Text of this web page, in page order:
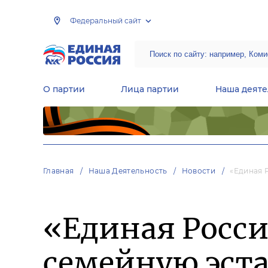
Федеральный сайт
О партии Лица партии Наша
Главная Наша Деятельность Новости «Единая
«Единая